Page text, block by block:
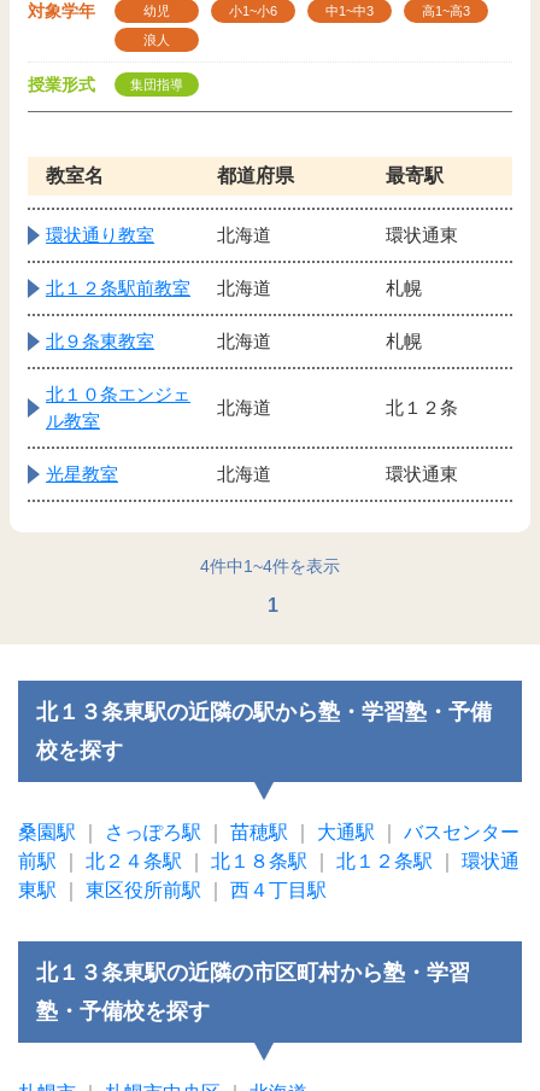
対象学年 幼児 小1~小6 中1~中3
高1~高3
浪人
授業形式 集団指導
教室名 都道府県 最寄駅
環状通り教室 北海道 環状通東
北１２条駅前教室 北海道 札幌
北９条東教室 北海道 札幌
北１０条エンジェ
ル教室
北海道 北１２条
光星教室 北海道 環状通東
4件中1~4件を表示
1
北１３条東駅の近隣の駅から塾・学習塾・予備
校を探す
桑園駅 さっぽろ駅 苗穂駅 大通駅
バスセンター
前駅
北２４条駅 北１８条駅 北１２条駅
環状通
東駅
東区役所前駅 西４丁目駅
北１３条東駅の近隣の市区町村から塾・学習
塾・予備校を探す